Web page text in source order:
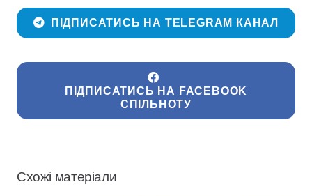
ПІДПИСАТИСЬ НА TELEGRAM КАНАЛ
ПІДПИСАТИСЬ НА FACEBOOK
СПІЛЬНОТУ
Схожі матеріали